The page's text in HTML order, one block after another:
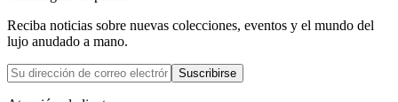
Reciba noticias sobre nuevas colecciones, eventos y el mundo del
lujo anudado a mano.
Suscribirse